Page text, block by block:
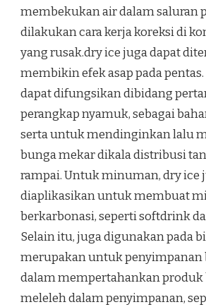
membekukan air dalam saluran
dilakukan cara kerja koreksi di
yang rusak.dry ice juga dapat
membikin efek asap pada
dapat difungsikan dibidang
perangkap nyamuk, sebagai
serta untuk mendinginkan lalu
bunga mekar dikala distribusi
rampai. Untuk minuman, dry ice
diaplikasikan untuk membuat
berkarbonasi, seperti softdrink
Selain itu, juga digunakan pada
merupakan untuk penyimpanan
dalam mempertahankan produk
meleleh dalam penyimpanan,